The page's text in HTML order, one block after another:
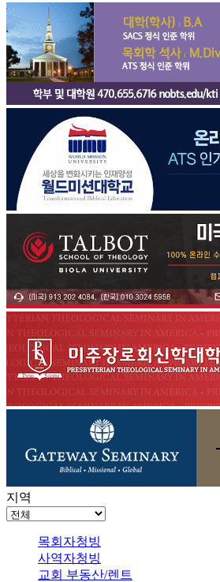
지역
목회자청빙
사역자청빙
교회 부동산/렌트